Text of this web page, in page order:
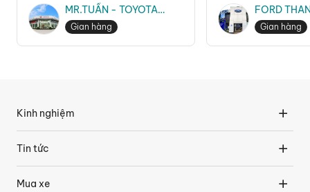
MR.TUẤN - TOYOTA
THĂNG LONG
Gian hàng
FORD
MR.TRUNG
Gian hàng
Kinh nghiệm
Tin tức
Mua xe